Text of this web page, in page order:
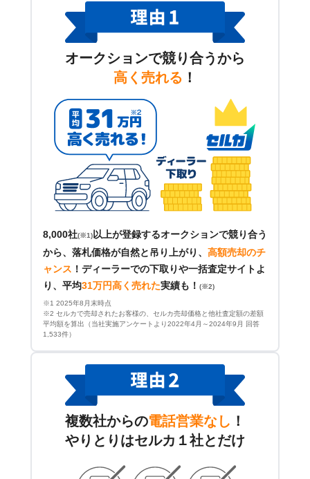
オークションで競り合うから
高く売れる ！
8,000社(※1)以上が登録するオークションで競り合う
から、落札価格が自然と吊り上がり、 高額売却のチ
ャンス ！ ディーラーでの下取りや一括査定サイトよ
り、平均31万円高く売れた実績も！ (※2)
※1 2025年8月末時点
※2 セルカで売却されたお客様の、セルカ売却価格と他社査定額の差額
平均額を算出（当社実施アンケートより2022年4月～2024年9月 回答
1,533件）
複数社からの電話営業なし ！
やりとりはセルカ１社とだけ